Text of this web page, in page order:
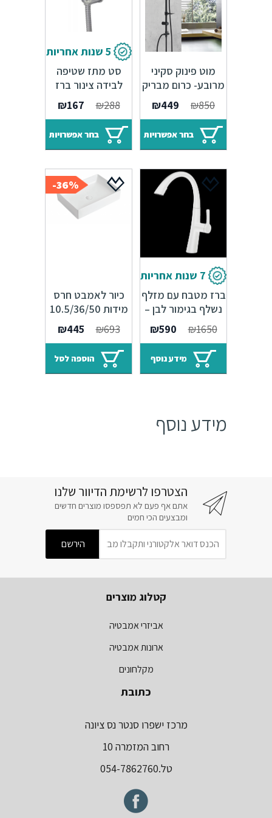
מוט פינוק סקיני
מרובע- כרום מבריק
/ שחור₪850
₪449
בחר אפשרויות
5 שנות אחריות
סט מתז שטיפה
לבידה צינור ברז
ביטחון ותושבת –
כרום ניקל
₪288
₪167
בחר אפשרויות
7 שנות אחריות
ברז מטבח עם מזלף
נשלף בגימור לבן –
Sedal₪1650
המחיר
המקורי
היה:
₪1650.
₪590
הנוכחי
₪590.
מידע נוסף
36%-
כיור לאמבט חרס
מידות 10.5/36/50
מ"מ ₪693
המחיר
המקורי
היה:
₪693.
₪445
הנוכחי
הוא:
₪445.
הוספה לסל
מידע נוסף
הצטרפו לרשימת הדיוור שלנו
אתם אף פעם לא תפספסו מוצרים חדשים
ומבצעים הכי חמים
קטלוג מוצרים
אביזרי אמבטיה
ארונות אמבטיה
מקלחונים
כתובת
מרכז ישפרו סנטר נס ציונה
רחוב המזמרה 10
טל.054-7862760